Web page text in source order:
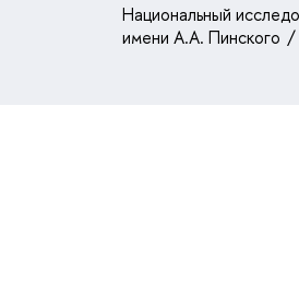
Национальный
имени А.А. Пинского